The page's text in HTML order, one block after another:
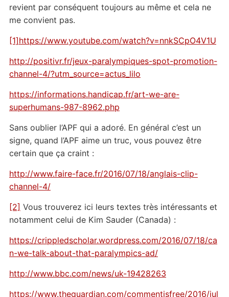
revient par conséquent toujours au même et cela ne
me convient pas.
[1]https://www.youtube.com/watch?v=nnkSCpO4V1U
http://positivr.fr/jeux-paralympiques-spot-promotion-
channel-4/?utm_source=actus_lilo
https://informations.handicap.fr/art-we-are-
superhumans-987-8962.php
Sans oublier l’APF qui a adoré. En général c’est un
signe, quand l’APF aime un truc, vous pouvez être
certain que ça craint :
http://www.faire-face.fr/2016/07/18/anglais-clip-
channel-4/
[2] Vous trouverez ici leurs textes très intéressants et
notamment celui de Kim Sauder (Canada) :
https://crippledscholar.wordpress.com/2016/07/18/ca
n-we-talk-about-that-paralympics-ad/
http://www.bbc.com/news/uk-19428263
https://www.theguardian.com/commentisfree/2016/jul